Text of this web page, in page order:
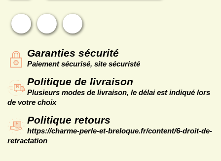
PartagerTweet Pinterest
Garanties sécurité
Paiement sécurisé, site sécuristé
Politique de livraison
Plusieurs modes de livraison, le délai est indiqué lors
de votre choix
Politique retours
https://charme-perle-et-breloque.fr/content/6-droit-de-
retractation